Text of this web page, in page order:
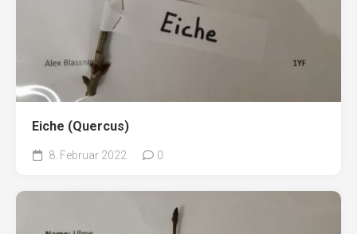
Eiche (Quercus)
8. Februar 2022 0